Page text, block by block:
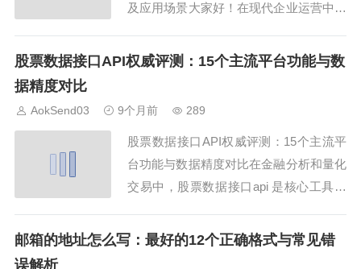
及应用场景大家好！在现代企业运营中，
短信API接口能够帮助企业快速、稳定地
提供的短信API接口，你可以...
股票数据接口API权威评测：15个主流平台功能与数
据精度对比
AokSend03 9个月前 289
股票数据接口API权威评测：15个主流平
台功能与数据精度对比在金融分析和量化
交易中，股票数据接口api 是核心工具。
度评测，并结合 AokSend 邮件 API，实
邮箱的地址怎么写：最好的12个正确格式与常见错
误解析